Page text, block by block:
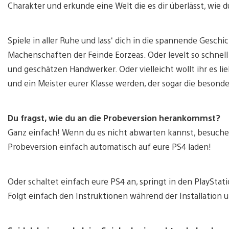
Charakter und erkunde eine Welt die es dir überlässt, wie
Spiele in aller Ruhe und lass‘ dich in die spannende
Machenschaften der Feinde Eorzeas. Oder levelt so
und geschätzen Handwerker. Oder vielleicht wollt ihr es
und ein Meister eurer Klasse werden, der sogar die
Du fragst, wie du an die Probeversion herankommst?
Ganz einfach! Wenn du es nicht abwarten kannst,
Probeversion einfach automatisch auf eure PS4 laden!
Oder schaltet einfach eure PS4 an, springt in den
Folgt einfach den Instruktionen während der Installation